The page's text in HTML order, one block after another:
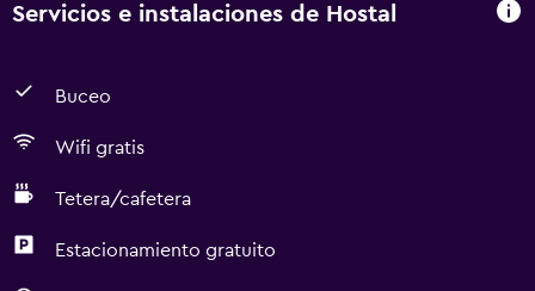
Servicios e instalaciones de Hostal
Buceo
Wifi gratis
Tetera/cafetera
Estacionamiento gratuito